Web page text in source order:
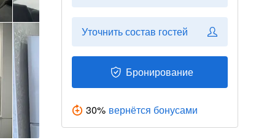
Уточнить состав гостей
Бронирование
30% вернётся бонусами